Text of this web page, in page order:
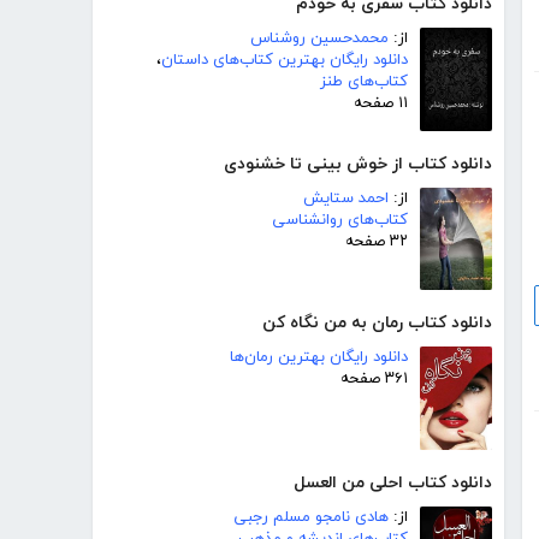
از: محمدحسین روشناس
دانلود رایگان بهترین کتاب‌های داستان،
کتاب‌های طنز
۱۱ صفحه
دانلود کتاب از خوش بینی تا خشنودی
از: احمد ستایش
کتاب‌های روانشناسی
۳۲ صفحه
دانلود کتاب رمان به من نگاه کن
دانلود رایگان بهترین رمان‌ها
۳۶۱ صفحه
دانلود کتاب احلی من العسل
از: هادی نامجو مسلم رجبی